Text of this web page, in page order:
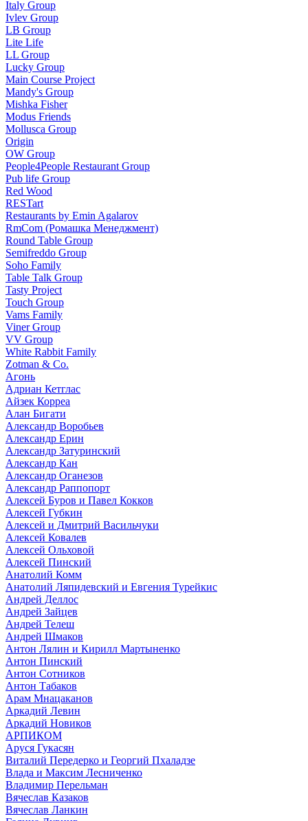
Italy Group
Ivlev Group
LB Group
Lite Life
LL Group
Lucky Group
Main Course Project
Mandy's Group
Mishka Fisher
Modus Friends
Mollusca Group
Origin
OW Group
People4People Restaurant Group
Pub life Group
Red Wood
RESTart
Restaurants by Emin Agalarov
RmCom (Ромашка Менеджмент)
Round Table Group
Semifreddo Group
Soho Family
Table Talk Group
Tasty Project
Touch Group
Vams Family
Viner Group
VV Group
White Rabbit Family
Zotman & Co.
Агонь
Адриан Кетглас
Айзек Корреа
Алан Бигати
Александр Воробьев
Александр Ерин
Александр Затуринский
Александр Кан
Александр Оганезов
Александр Раппопорт
Алексей Буров и Павел Кокков
Алексей Губкин
Алексей и Дмитрий Васильчуки
Алексей Ковалев
Алексей Ольховой
Алексей Пинский
Анатолий Комм
Анатолий Ляпидевский и Евгения Турейкис
Андрей Деллос
Андрей Зайцев
Андрей Телеш
Андрей Шмаков
Антон Лялин и Кирилл Мартыненко
Антон Пинский
Антон Сотников
Антон Табаков
Арам Мнацаканов
Аркадий Левин
Аркадий Новиков
АРПИКОМ
Аруся Гукасян
Виталий Передерко и Георгий Пхаладзе
Влада и Максим Лесниченко
Владимир Перельман
Вячеслав Казаков
Вячеслав Ланкин